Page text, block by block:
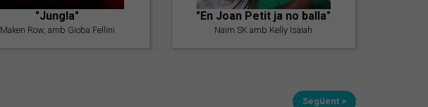
"Jungla"
Maken Row, amb Gioba Fellini
"En Joan Petit ja no balla"
Naim SK amb Kelly Isaiah
Següent >